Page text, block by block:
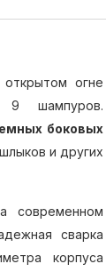
огне
9 шампуров.
боковых
и других
современном
сварка
корпуса